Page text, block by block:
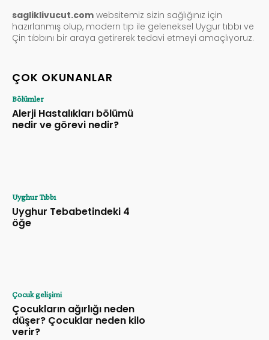
sagliklivucut.com websitemiz sizin sağlığınız için
hazırlanmış olup, modern tıp ile geleneksel Uygur tıbbı ve
Çin tıbbını bir araya getirerek tedavi etmeyi amaçlıyoruz.
ÇOK OKUNANLAR
Bölümler
Alerji Hastalıkları bölümü
nedir ve görevi nedir?
Uyghur Tıbbı
Uyghur Tebabetindeki 4
öğe
Çocuk gelişimi
Çocukların ağırlığı neden
düşer? Çocuklar neden kilo
verir?